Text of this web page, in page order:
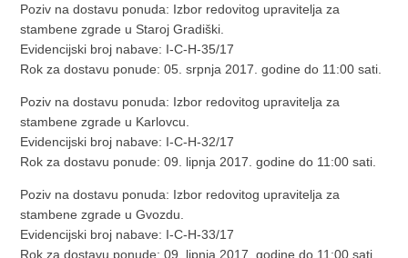
Poziv na dostavu ponuda: Izbor redovitog upravitelja za
stambene zgrade u Staroj Gradiški.
Evidencijski broj nabave: I-C-H-35/17
Rok za dostavu ponude: 05. srpnja 2017. godine do 11:00 sati.
Poziv na dostavu ponuda: Izbor redovitog upravitelja za
stambene zgrade u Karlovcu.
Evidencijski broj nabave: I-C-H-32/17
Rok za dostavu ponude: 09. lipnja 2017. godine do 11:00 sati.
Poziv na dostavu ponuda: Izbor redovitog upravitelja za
stambene zgrade u Gvozdu.
Evidencijski broj nabave: I-C-H-33/17
Rok za dostavu ponude: 09. lipnja 2017. godine do 11:00 sati.